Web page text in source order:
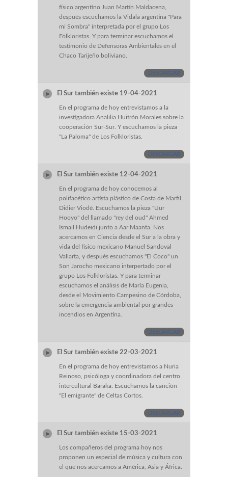
físico argentino Juan Martín Maldacena,
después escuchamos la Vidala argentina "Para
mi Sombra" interpretada por el grupo Los
Folkloristas. Y para terminar escuchamos el
testimonio de Defensoras Ambientales en el
Chaco Tarijeño boliviano.
DESCARGAR
El Sur también existe 19-04-2021
En el programa de hoy entrevistamos a la
investigadora Analilia Huitrón Morales sobre la
cooperación Sur-Sur. Y escuchamos la pieza
"La Paloma" de Los Folkloristas.
DESCARGAR
El Sur también existe 12-04-2021
En el programa de hoy conocemos al
polifacético artista plástico de Costa de Marfil
Didier Viodé. Escuchamos la pieza "Uur
Hooyo" del llamado "rey del oud" Ahmed
Ismail Hudeidi junto a Aar Maanta. Nos
acercamos en Ciencia desde el Sur a la obra y
vida del físico mexicano Manuel Sandoval
Vallarta, y después escuchamos "El Coco" un
Son Jarocho mexicano interpertado por el
grupo Los Folkloristas. Y para terminar
escuchamos el análisis de María Eugenia,
desde el Movimiento Campesino de Córdoba,
sobre la emergencia ambiental por grandes
incendios en Argentina.
DESCARGAR
El Sur también existe 22-03-2021
En el programa de hoy entrevistamos a Nuria
Reinoso, psicóloga y coordinadora del centro
intercultural Baraka. Escuchamos la canción
"El emigrante" de Celtas Cortos.
DESCARGAR
El Sur también existe 15-03-2021
Los compañeros del programa hoy nos
proponen un especial de música y cultura con
el que nos acercamos a América, Asia y África.